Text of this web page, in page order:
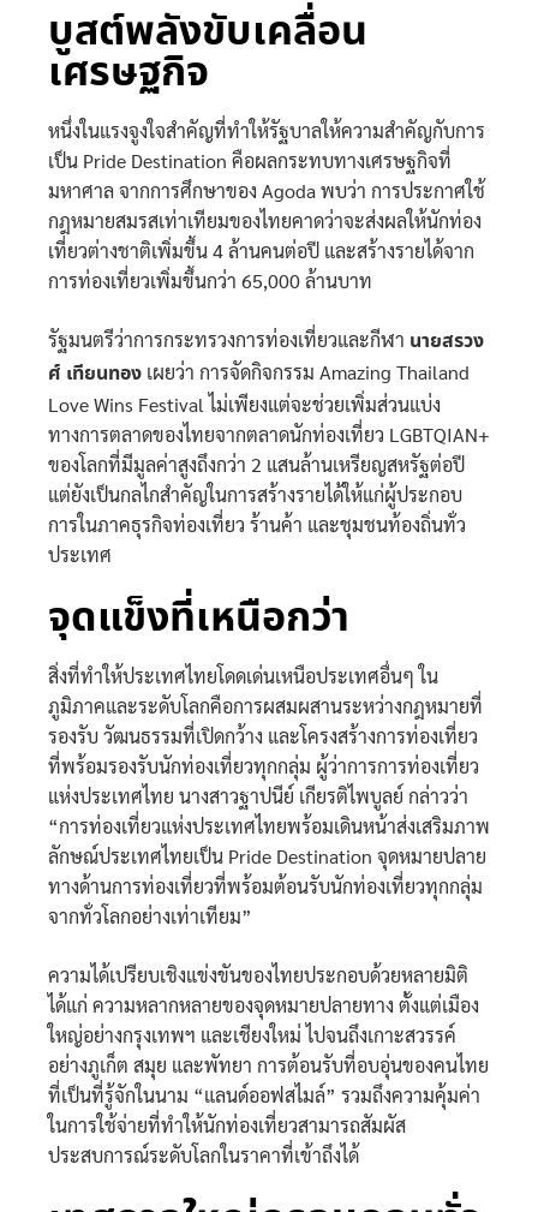
บูสต์พลังขับเคลื่อน
เศรษฐกิจ
หนึ่งในแรงจูงใจสำคัญที่ทำให้รัฐบาลให้ความสำคัญกับการ
เป็น Pride Destination คือผลกระทบทางเศรษฐกิจที่
มหาศาล จากการศึกษาของ Agoda พบว่า การประกาศใช้
กฎหมายสมรสเท่าเทียมของไทยคาดว่าจะส่งผลให้นักท่อง
เที่ยวต่างชาติเพิ่มขึ้น 4 ล้านคนต่อปี และสร้างรายได้จาก
การท่องเที่ยวเพิ่มขึ้นกว่า 65,000 ล้านบาท
รัฐมนตรีว่าการกระทรวงการท่องเที่ยวและกีฬา นายสรวง
ศ์ เทียนทอง เผยว่า การจัดกิจกรรม Amazing Thailand
Love Wins Festival ไม่เพียงแต่จะช่วยเพิ่มส่วนแบ่ง
ทางการตลาดของไทยจากตลาดนักท่องเที่ยว LGBTQIAN+
ของโลกที่มีมูลค่าสูงถึงกว่า 2 แสนล้านเหรียญสหรัฐต่อปี
แต่ยังเป็นกลไกสำคัญในการสร้างรายได้ให้แก่ผู้ประกอบ
การในภาคธุรกิจท่องเที่ยว ร้านค้า และชุมชนท้องถิ่นทั่ว
ประเทศ
จุดแข็งที่เหนือกว่า
สิ่งที่ทำให้ประเทศไทยโดดเด่นเหนือประเทศอื่นๆ ใน
ภูมิภาคและระดับโลกคือการผสมผสานระหว่างกฎหมายที่
รองรับ วัฒนธรรมที่เปิดกว้าง และโครงสร้างการท่องเที่ยว
ที่พร้อมรองรับนักท่องเที่ยวทุกกลุ่ม ผู้ว่าการการท่องเที่ยว
แห่งประเทศไทย นางสาวฐาปนีย์ เกียรติไพบูลย์ กล่าวว่า
“การท่องเที่ยวแห่งประเทศไทยพร้อมเดินหน้าส่งเสริมภาพ
ลักษณ์ประเทศไทยเป็น Pride Destination จุดหมายปลาย
ทางด้านการท่องเที่ยวที่พร้อมต้อนรับนักท่องเที่ยวทุกกลุ่ม
จากทั่วโลกอย่างเท่าเทียม”
ความได้เปรียบเชิงแข่งขันของไทยประกอบด้วยหลายมิติ
ได้แก่ ความหลากหลายของจุดหมายปลายทาง ตั้งแต่เมือง
ใหญ่อย่างกรุงเทพฯ และเชียงใหม่ ไปจนถึงเกาะสวรรค์
อย่างภูเก็ต สมุย และพัทยา การต้อนรับที่อบอุ่นของคนไทย
ที่เป็นที่รู้จักในนาม “แลนด์ออฟสไมล์” รวมถึงความคุ้มค่า
ในการใช้จ่ายที่ทำให้นักท่องเที่ยวสามารถสัมผัส
ประสบการณ์ระดับโลกในราคาที่เข้าถึงได้